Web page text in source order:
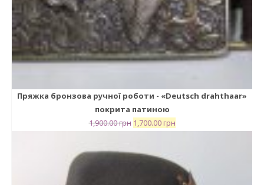
Пряжка бронзова ручної роботи - «Deutsch drahthaar»
покрита патиною
1,900.00грн 1,700.00 грн